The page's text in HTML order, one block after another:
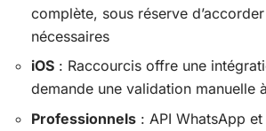
complète, sous réserve
nécessaires
iOS : Raccourcis offre une
demande une validation manuelle
Professionnels : API WhatsApp